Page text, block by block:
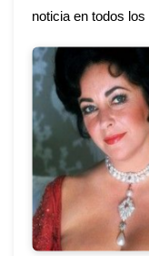
noticia en todos